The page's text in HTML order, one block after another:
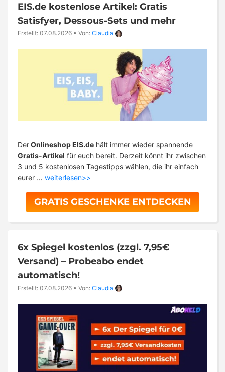
EIS.de kostenlose Artikel: Gratis
Satisfyer, Dessous-Sets und mehr
Erstellt: 07.08.2026 • Von: Claudia
DerOnlineshop EIS.de hält immer wieder spannende
Gratis-Artikel für euch bereit. Derzeit könnt ihr zwischen
3 und 5 kostenlosen Tagestipps wählen, die ihr einfach
eurer … weiterlesen>>
GRATIS GESCHENKE ENTDECKEN
6x Spiegel kostenlos (zzgl. 7,95€
Versand) – Probeabo endet
automatisch!
Erstellt: 07.08.2026 • Von: Claudia